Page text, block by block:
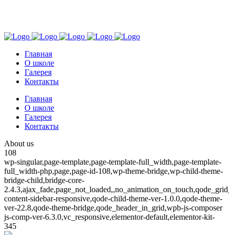
Главная
О школе
Галерея
Контакты
Главная
О школе
Галерея
Контакты
About us
108
wp-singular,page-template,page-template-full_width,page-template-
full_width-php,page,page-id-108,wp-theme-bridge,wp-child-theme-
bridge-child,bridge-core-
content-sidebar-responsive,qode-child-theme-ver-1.0.0,qode-theme-
ver-22.8,qode-theme-bridge,qode_header_in_grid,wpb-js-composer
js-comp-ver-6.3.0,vc_responsive,elementor-default,elementor-kit-
345